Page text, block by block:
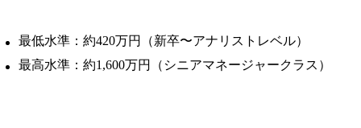
最低水準：約420万円（新卒〜アナリストレベル）
最高水準：約1,600万円（シニアマネージャークラス）